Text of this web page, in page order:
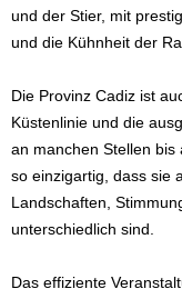
und der Stier, mit
und die Kühnheit der
Die Provinz Cadiz ist
Küstenlinie und die
an manchen Stellen bis
so einzigartig, dass sie
Landschaften,
unterschiedlich sind.
Das effiziente